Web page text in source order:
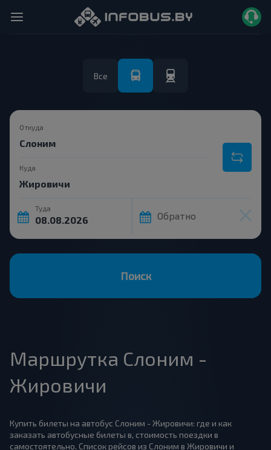
Все
Откуда
Куда
Туда
Обратно
Поиск
Маршрутка Слоним -
Жировичи
Купить билеты на автобус Слоним - Жировичи: где и как
заказать автобусные билеты в, стоимость поездки в
самостоятельно. Список рейсов из Слоним в Жировичи и